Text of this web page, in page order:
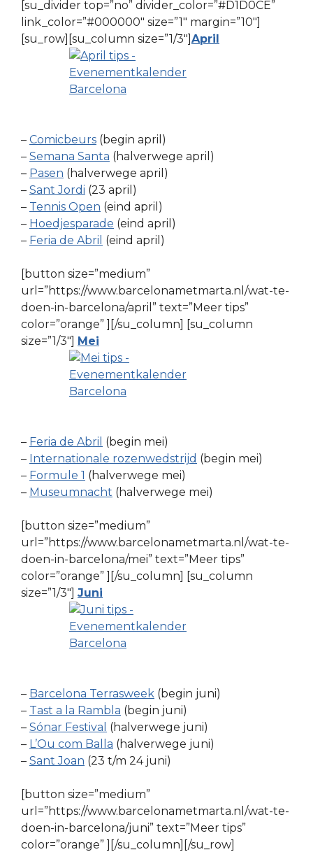
[su_divider top=”no” divider_color=”#D1D0CE”
link_color=”#000000″ size=”1″ margin=”10″]
[su_row][su_column size=”1/3″]April
– Comicbeurs (begin april)
– Semana Santa (halverwege april)
– Pasen (halverwege april)
– Sant Jordi (23 april)
– Tennis Open (eind april)
– Hoedjesparade (eind april)
– Feria de Abril (eind april)
[button size=”medium”
url=”https://www.barcelonametmarta.nl/wat-te-
doen-in-barcelona/april” text=”Meer tips”
color=”orange” ][/su_column] [su_column
size=”1/3″] Mei
– Feria de Abril (begin mei)
– Internationale rozenwedstrijd (begin mei)
– Formule 1 (halverwege mei)
– Museumnacht (halverwege mei)
[button size=”medium”
url=”https://www.barcelonametmarta.nl/wat-te-
doen-in-barcelona/mei” text=”Meer tips”
color=”orange” ][/su_column] [su_column
size=”1/3″] Juni
– Barcelona Terrasweek (begin juni)
– Tast a la Rambla (begin juni)
– Sónar Festival (halverwege juni)
– L’Ou com Balla (halverwege juni)
– Sant Joan (23 t/m 24 juni)
[button size=”medium”
url=”https://www.barcelonametmarta.nl/wat-te-
doen-in-barcelona/juni” text=”Meer tips”
color=”orange” ][/su_column][/su_row]